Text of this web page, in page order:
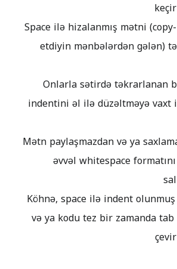
Space ilə hizalanmış mətni
etdiyin mənbələrdən gələn)
Onlarla sətirdə təkrarlanan
indentini əl ilə düzəltməyə vaxt
Mətn paylaşmazdan və ya
əvvəl whitespace
Köhnə, space ilə indent
və ya kodu tez bir zamanda